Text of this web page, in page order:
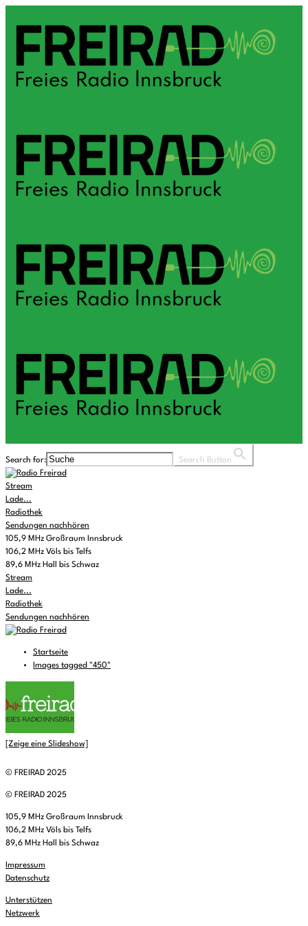
Search for: Search Button
Stream
Lade...
Radiothek
Sendungen nachhören
105,9 MHz Großraum Innsbruck
106,2 MHz Völs bis Telfs
89,6 MHz Hall bis Schwaz
Stream
Lade...
Radiothek
Sendungen nachhören
Startseite
Images tagged "450"
[Zeige eine Slideshow]
© FREIRAD 2025
© FREIRAD 2025
105,9 MHz Großraum Innsbruck
106,2 MHz Völs bis Telfs
89,6 MHz Hall bis Schwaz
Impressum
Datenschutz
Unterstützen
Netzwerk